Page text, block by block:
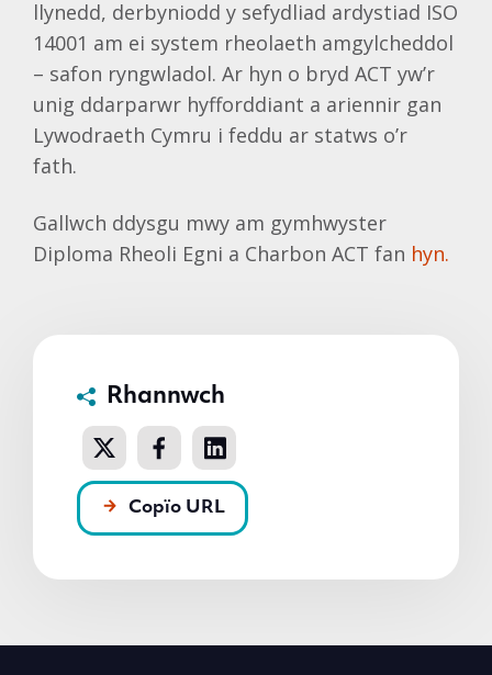
llynedd, derbyniodd y sefydliad ardystiad ISO
14001 am ei system rheolaeth amgylcheddol
– safon ryngwladol. Ar hyn o bryd ACT yw’r
unig ddarparwr hyfforddiant a ariennir gan
Lywodraeth Cymru i feddu ar statws o’r
fath.
Gallwch ddysgu mwy am gymhwyster
Diploma Rheoli Egni a Charbon ACT fan hyn.
Rhannwch
Copïo URL